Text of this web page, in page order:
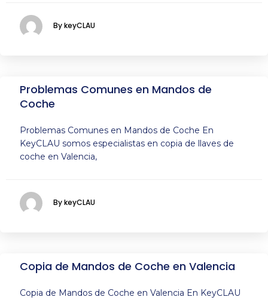
By keyCLAU
Problemas Comunes en Mandos de
Coche
Problemas Comunes en Mandos de Coche En
KeyCLAU somos especialistas en copia de llaves de
coche en Valencia,
By keyCLAU
Copia de Mandos de Coche en Valencia
Copia de Mandos de Coche en Valencia En KeyCLAU